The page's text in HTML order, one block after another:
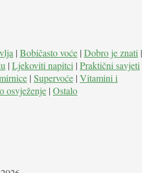
| Bobičasto voće | Dobro je znati |
| Ljekoviti napitci | Praktični savjeti
| Supervoće | Vitamini i
osvježenje | Ostalo